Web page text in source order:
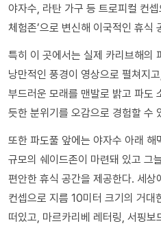
야자수, 라탄 가구 등 트로피컬 컨셉
체험존’으로 변신해 이국적인 휴식
특히 이 곳에서는 실제 카리브해의
낭만적인 풍경이 영상으로 펼쳐지
부드러운 모래를 맨발로 밝고 파도
듯한 분위기를 오감으로 경험할 수
또한 파도풀 앞에는 야자수 아래
규모의 쉐이드존이 마련돼 있고 그
편안한 휴식 공간을 제공한다. 세상
컨셉으로 지름 10미터 크기의 거대
떠있고, 마르카리베 레터링, 서핑보